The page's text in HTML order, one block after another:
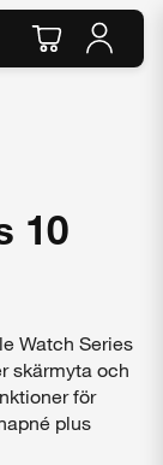
10
Watch Series
skärmyta och
för
plus